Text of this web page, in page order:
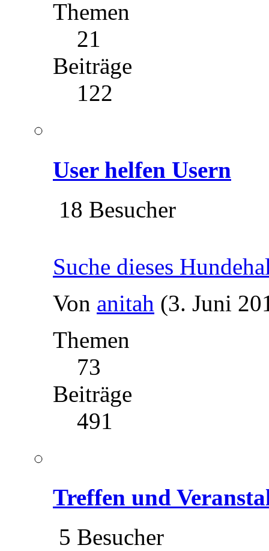
Themen
21
Beiträge
122
User helfen Usern
18 Besucher
Suche dieses
Von anitah (3. Juni
Themen
73
Beiträge
491
Treffen und
5 Besucher